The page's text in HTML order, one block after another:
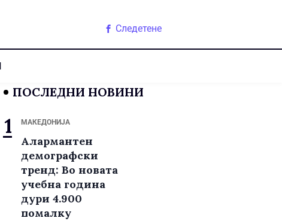
Следетене
ПОСЛЕДНИ НОВИНИ
МАКЕДОНИЈА
Алармантен
демографски
тренд: Во новата
учебна година
дури 4.900
помалку